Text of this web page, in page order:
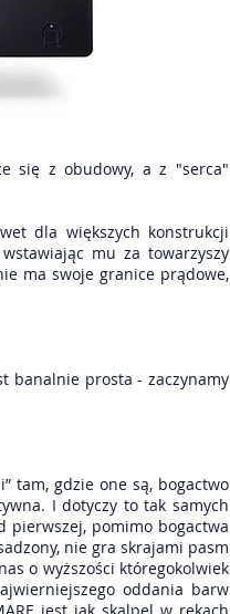
się z obudowy, a z "serca"
dla większych konstrukcji
mu za towarzyszy
ma swoje granice prądowe,
banalnie prosta - zaczynamy
tam, gdzie one są, bogactwo
I dotyczy to tak samych
pierwszej, pomimo bogactwa
nie gra skrajami pasm
o wyższości któregokolwiek
oddania barw